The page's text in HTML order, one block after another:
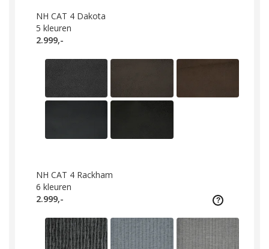
NH CAT 4 Dakota
5 kleuren
2.999,-
NH CAT 4 Rackham
6 kleuren
2.999,-